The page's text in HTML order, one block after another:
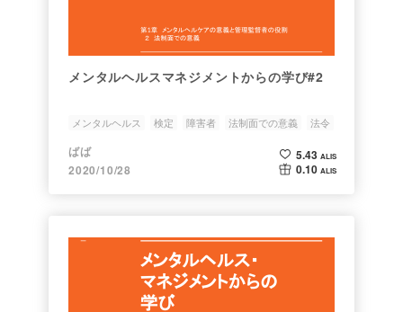
メンタルヘルスマネジメントからの学び#2
メンタルヘルス 検定 障害者 法制面での意義 法令
ばば
2020/10/28
5.43 ALIS
0.10 ALIS